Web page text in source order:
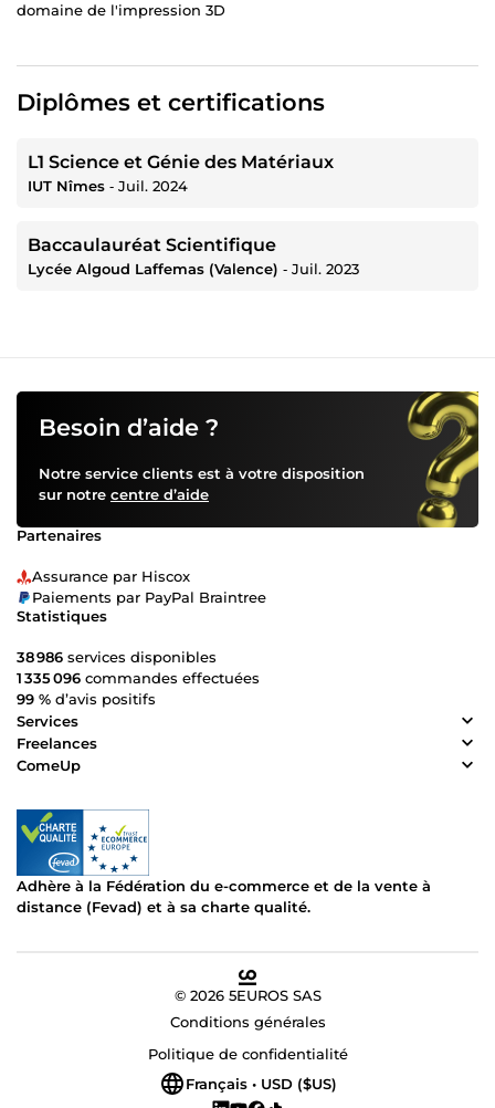
domaine de l'impression 3D
Diplômes et certifications
L1 Science et Génie des Matériaux
IUT Nîmes ‐ Juil. 2024
Baccaulauréat Scientifique
Lycée Algoud Laffemas (Valence) ‐ Juil. 2023
Besoin d’aide ?
Notre service clients est à votre disposition
sur notre centre d’aide
Partenaires
Assurance par Hiscox
Paiements par PayPal Braintree
Statistiques
38 986 services disponibles
1 335 096 commandes effectuées
99 % d’avis positifs
Services
Freelances
ComeUp
Adhère à la Fédération du e-commerce et de la vente à
distance (Fevad) et à sa charte qualité.
© 2026 5EUROS SAS
Conditions générales
Politique de confidentialité
Français • USD ($US)